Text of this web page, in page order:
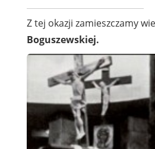
Z tej okazji zamieszczamy
Boguszewskiej.